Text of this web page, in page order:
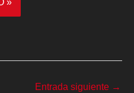
Entrada siguiente →